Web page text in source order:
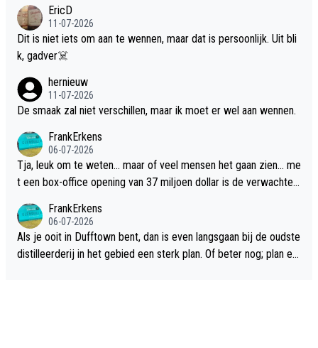
EricD
11-07-2026
Dit is niet iets om aan te wennen, maar dat is persoonlijk. Uit bli
k, gadver☠️
hernieuw
11-07-2026
De smaak zal niet verschillen, maar ik moet er wel aan wennen.
FrankErkens
06-07-2026
Tja, leuk om te weten... maar of veel mensen het gaan zien... me
t een box-office opening van 37 miljoen dollar is de verwachte
FrankErkens
06-07-2026
Als je ooit in Dufftown bent, dan is even langsgaan bij de oudste
distilleerderij in het gebied een sterk plan. Of beter nog; plan ee